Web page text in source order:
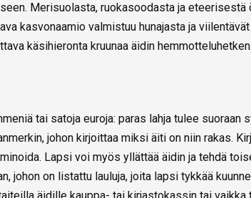
Merisuolasta, ruokasoodasta ja
kasvonaamio valmistuu hunajasta ja
käsihieronta kruunaa äidin hemmotteluhetken.
tai satoja euroja: paras lahja tulee suoraan
johon kirjoittaa miksi äiti on niin rakas.
Lapsi voi myös yllättää äidin ja tehdä
johon on listattu lauluja, joita lapsi tykkää